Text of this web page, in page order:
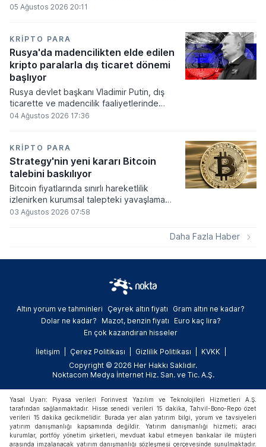
basmaya zorlayacağını ve bu durumun
kayıplarının tetikleyeceği kredi krizinin
küresel likidite artışına yol açacağını belirtti
ve bitcoinin bu süreçte en hızlı tepki veren
varlık olacağı vurguladı.
05 Ağustos 2026 20:11
KRIPTO PARA
Rusya'da madencilikten elde edilen
kripto paralarla dış ticaret dönemi
başlıyor
Rusya devlet başkanı Vladimir Putin, dış
ticarette ve madencilik faaliyetlerinde
kripto varlıkların kullanımına onay veren
elde edilen dijital paraların belirli şartlar
altında dolaşımına ve menkul kıymet
alımlarında kullanılmasına olanak sağlanıyor.
04 Ağustos 2026 17:36
KRIPTO PARA
Strategy'nin yeni kararı Bitcoin
talebini baskılıyor
Bitcoin fiyatlarında sınırlı hareketlilik
izlenirken kurumsal talepteki yavaşlama
piyasa dinamiklerini etkiliyor. ABD Merkez
03 Ağustos 2026 07:58
Daha Fazla Haber
Altın yorum ve tahminleri Çeyrek altın fiyatı
Gram altın ne kadar?
Dolar ne kadar?
Mazot, benzin fiyatı
Euro kaç lira?
En çok kazandıran hisseler
İletişim Çerez Politikası Gizlilik Politikası
KVKK
Copyright © 2026 Her Hakkı Saklıdır.
Noktacom Medya İnternet Hiz. San. ve Tic. A.Ş.
Yasal Uyarı: Piyasa verileri Forinvest Yazılım ve Teknolojileri Hizmetleri A.Ş.
tarafından sağlanmaktadır. Hisse senedi verileri 15 dakika, Tahvil-Bono-Repo özet
verileri 15 dakika gecikmelidir. Burada yer alan yatırım bilgi, yorum ve tavsiyeleri
yatırım danışmanlığı kapsamında değildir. Yatırım danışmanlığı hizmeti; aracı
kurumlar, portföy yönetim şirketleri, mevduat kabul etmeyen bankalar ile müşteri
arasında imzalanacak yatırım danışmanlığı sözleşmesi çerçevesinde sunulmaktadır.